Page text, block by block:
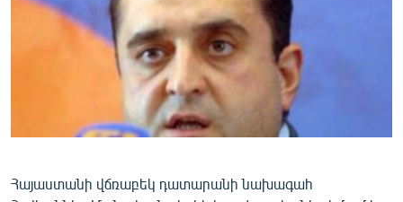
ՏԱՐԱԾԱՇՐՋԱՆ
ՄԻՋԱԶԳԱՅԻՆ
ՄԵԿՆԱԲԱՆՈՒԹՅՈՒՆ
Հայաստանի վճռաբեկ դատարանի նախագահ